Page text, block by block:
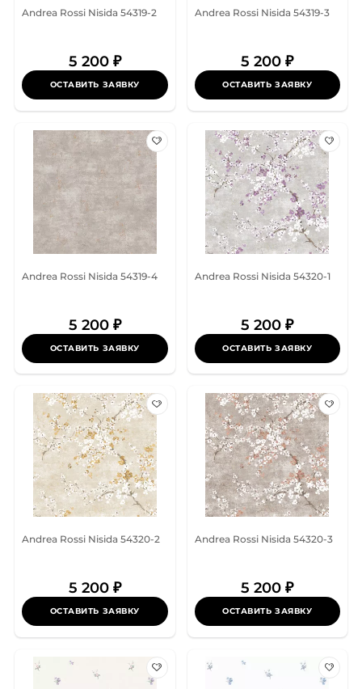
Andrea Rossi Nisida 54319-2
5 200 ₽
ОСТАВИТЬ ЗАЯВКУ
Andrea Rossi Nisida 54319-3
5 200 ₽
ОСТАВИТЬ ЗАЯВКУ
Andrea Rossi Nisida 54319-4
5 200 ₽
ОСТАВИТЬ ЗАЯВКУ
Andrea Rossi Nisida 54320-1
5 200 ₽
ОСТАВИТЬ ЗАЯВКУ
Andrea Rossi Nisida 54320-2
5 200 ₽
ОСТАВИТЬ ЗАЯВКУ
Andrea Rossi Nisida 54320-3
5 200 ₽
ОСТАВИТЬ ЗАЯВКУ